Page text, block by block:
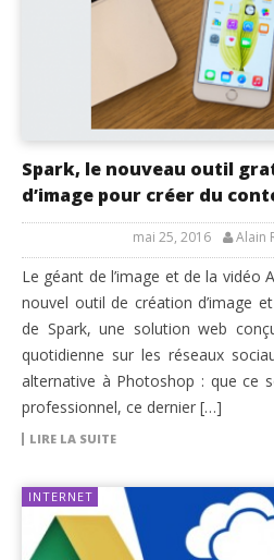
Spark, le nouveau outil
d’image pour créer du
mai 25, 2016 Alain
Le géant de l’image et de la vidéo
nouvel outil de création d’image
de Spark, une solution web
quotidienne sur les réseaux
alternative à Photoshop : que ce
professionnel, ce dernier […]
LIRE LA SUITE
INTERNET